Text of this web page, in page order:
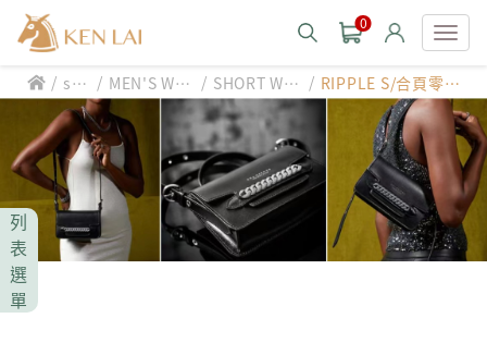
0
款式分類 style
男士包款 MEN'S BAG
男士夾款 MEN'S WALLET
男士皮帶 MEN'S BELT
CHIARUGI
男士包款 MEN'S BAG
男士夾款 MEN'S WALLET
男士皮帶 MEN'S BELT
CUMAR
Roberta di Camerino
/ styl
e
/ MEN'S WAL
LET
/ SHORT WA
LLET
/ RIPPLE S/合頁零錢
袋/短夾
列
表
選
單